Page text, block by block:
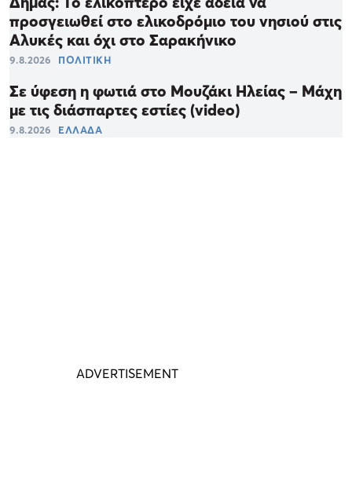
προσγειωθεί στο ελικοδρόμιο του νησιού στις
Αλυκές και όχι στο Σαρακήνικο
9.8.2026 ΠΟΛΙΤΙΚΗ
Σε ύφεση η φωτιά στο Μουζάκι Ηλείας – Μάχη
με τις διάσπαρτες εστίες (video)
9.8.2026 ΕΛΛΑΔΑ